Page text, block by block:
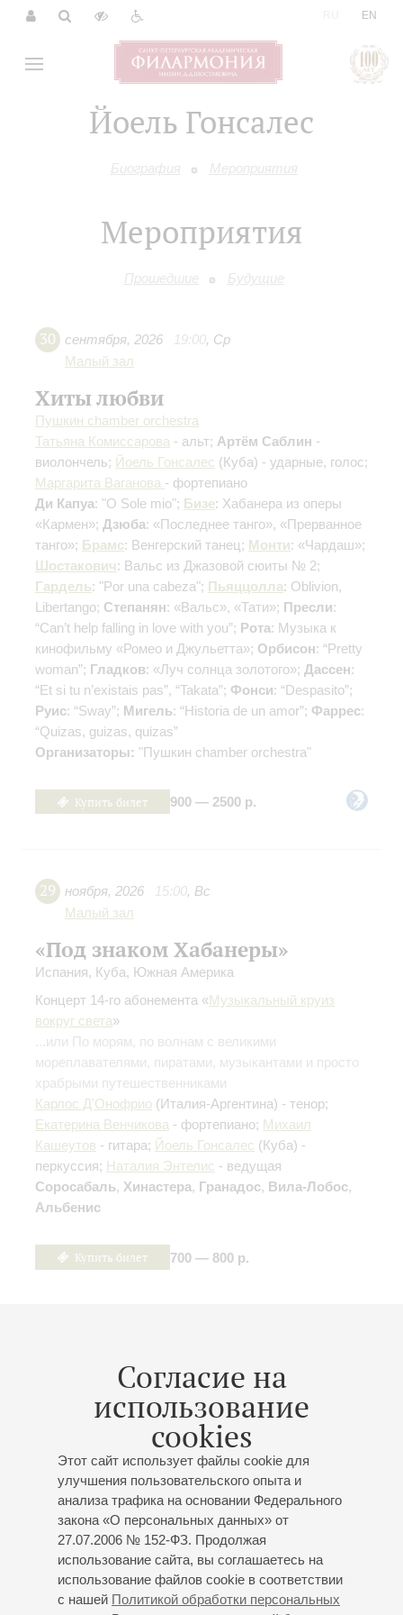
EN
Йоель Гонсалес
Биография Мероприятия
Согласие на
использование
cookies
Этот сайт использует файлы cookie для
улучшения пользовательского опыта и
анализа трафика на основании Федерального
закона «О персональных данных» от
27.07.2006 № 152-ФЗ. Продолжая
использование сайта, вы соглашаетесь на
использование файлов cookie в соответствии
с нашей Политикой обработки персональных
Мероприятия
Прошедшие Будущие
30 сентября, 2026 19:00, Ср
Малый зал
Хиты любви
Пушкин chamber orchestra
Татьяна Комиссарова - альт; Артём Саблин -
виолончель; Йоель Гонсалес (Куба) - ударные, голос;
Маргарита Ваганова - фортепиано
Ди Капуа: "O Sole mio"; Бизе: Хабанера из оперы
«Кармен»; Дзюба: «Последнее танго», «Прерванное
танго»; Брамс: Венгерский танец; Монти: «Чардаш»;
Шостакович: Вальс из Джазовой сюиты № 2;
Гардель: "Por una cabeza"; Пьяццолла: Oblivion,
Libertango; Степанян: «Вальс», «Тати»; Пресли:
“Can’t help falling in love with you”; Рота: Музыка к
кинофильму «Ромео и Джульетта»; Орбисон: “Pretty
woman”; Гладков: «Луч солнца золотого»; Дассен:
“Et si tu n’existais pas”, “Takata”; Фонси: “Despasito”;
Руис: “Sway”; Мигель: “Historia de un amor”; Фаррес:
“Quizas, guizas, quizas”
Организаторы: "Пушкин chamber orchestra"
Купить билет 900 — 2500 р.
29 ноября, 2026 15:00, Вс
Малый зал
«Под знаком Хабанеры»
Испания, Куба, Южная Америка
Концерт 14-го абонемента «Музыкальный круиз
вокруг света»
...или По морям, по волнам с великими
мореплавателями, пиратами, музыкантами и просто
храбрыми путешественниками
Карлос Д'Онофрио (Италия-Аргентина) - тенор;
Екатерина Венчикова - фортепиано; Михаил
Кашеутов - гитара; Йоель Гонсалес (Куба) -
перкуссия; Наталия Энтелис - ведущая
Соросабаль, Хинастера, Гранадос, Вила-Лобос,
Альбенис
Купить билет 700 — 800 р.
Малый зал
Рок-хиты «при свечах»
- скрипка;
Маргарита Ваганова- фортепиано;
Гонсалес(Куба) - ударные
Шор: Музыка из кинофильмов «Властелин колец»,
Циммер
: Музыка из мультфильма
«Король лев», Сюита из музыки к кинофильму
Хорнер
: Музыка из кинофильма
: Музыка из кинофильма
«Пираты Карибского моря»;Queen: "A Kind of Magic",